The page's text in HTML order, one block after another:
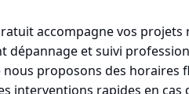
accompagne vos projets
dépannage et suivi
proposons des horaires
interventions rapides en